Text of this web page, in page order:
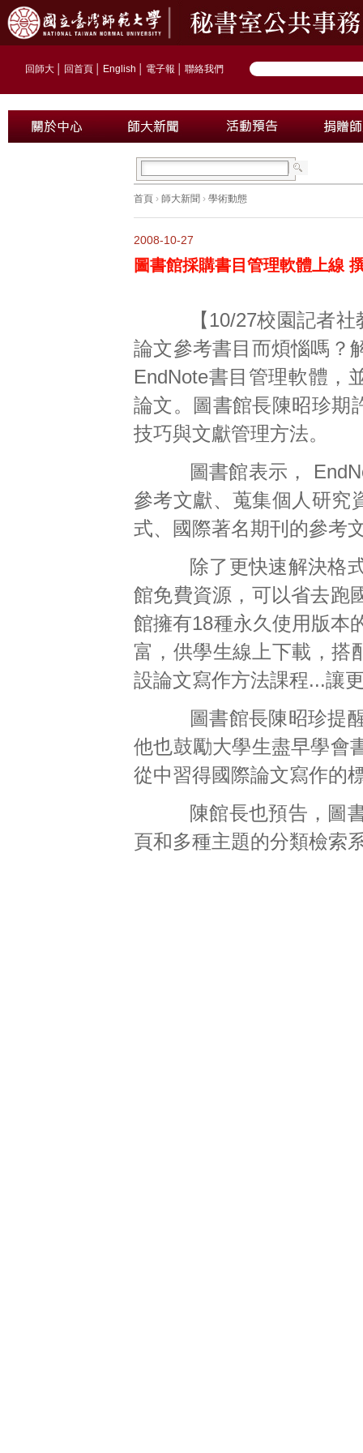
回師大 回首頁 English 電子報 聯絡我們
首頁 › 師大新聞 › 學術動態
2008-10-27
圖書館採購書目管理軟體上線
【10/27校園記者社
論文參考書目而煩惱嗎？
EndNote書目管理軟體，
論文。圖書館長陳昭珍期
技巧與文獻管理方法。
圖書館表示，
參考文獻、蒐集個人研究
式、國際著名期刊的參考
除了更快速解決格式
館免費資源，可以省去跑
館擁有18種永久使用版本
富，供學生線上下載，搭
設論文寫作方法課程...讓
圖書館長陳昭珍提醒
他也鼓勵大學生盡早學會
從中習得國際論文寫作的
陳館長也預告，圖書
頁和多種主題的分類檢索